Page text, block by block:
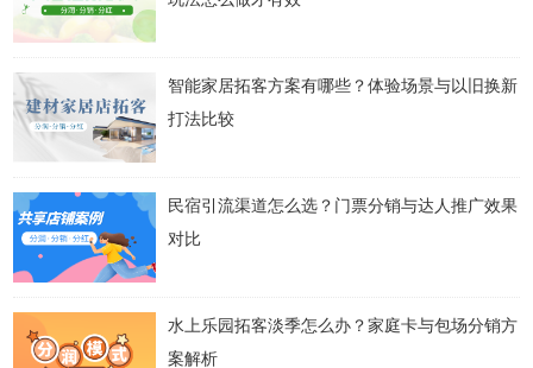
智能家居拓客方案有哪些？体验场景与以旧换新
打法比较
民宿引流渠道怎么选？门票分销与达人推广效果
对比
水上乐园拓客淡季怎么办？家庭卡与包场分销方
案解析